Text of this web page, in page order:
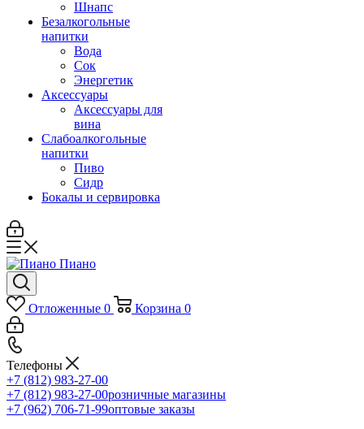
Шнапс
Безалкогольные
напитки
Вода
Сок
Энергетик
Аксессуары
Аксессуары для
вина
Слабоалкогольные
напитки
Пиво
Сидр
Бокалы и сервировка
Отложенные 0 Корзина 0
Телефоны
+7 (812) 983-27-00
+7 (812) 983-27-00розничные магазины
+7 (962) 706-71-99оптовые заказы